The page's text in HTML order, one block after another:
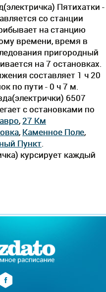
Пятихатки -
со станции
на станцию
времени, время в
пригородный
на 7 остановках.
составляет 1 ч 20
по пути - 0 ч 7 м.
6507
c остановками по
,27 Км
, Каменное Поле,
Пункт
курсирует каждый